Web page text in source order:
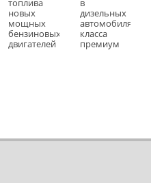
новых
мощных
бензиновых
двигателей
дизельных
автомобилях
класса
премиум